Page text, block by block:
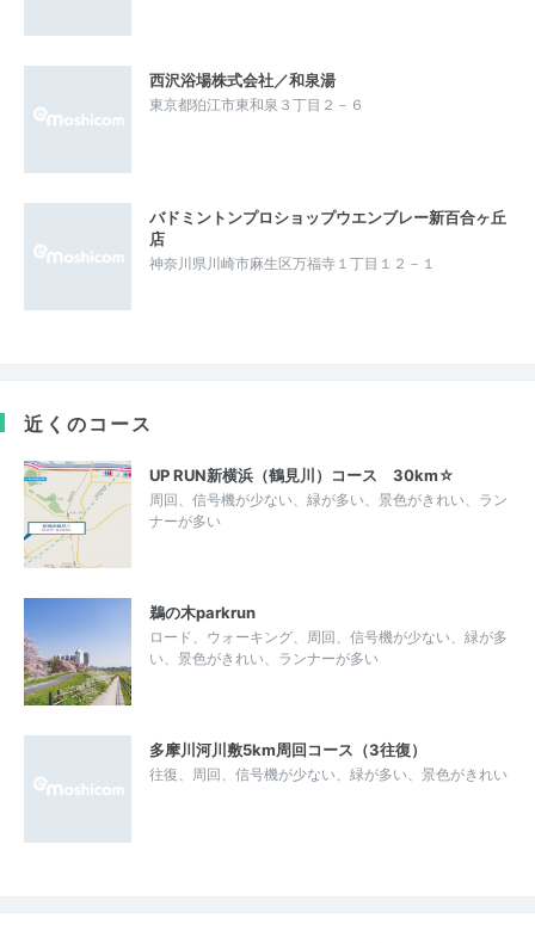
西沢浴場株式会社／和泉湯
東京都狛江市東和泉３丁目２－６
バドミントンプロショップウエンブレー新百合ヶ丘
店
神奈川県川崎市麻生区万福寺１丁目１２－１
近くのコース
UP RUN新横浜（鶴見川）コース 30km☆
周回、信号機が少ない、緑が多い、景色がきれい、ラン
ナーが多い
鵜の木parkrun
ロード、ウォーキング、周回、信号機が少ない、緑が多
い、景色がきれい、ランナーが多い
多摩川河川敷5km周回コース（3往復）
往復、周回、信号機が少ない、緑が多い、景色がきれい